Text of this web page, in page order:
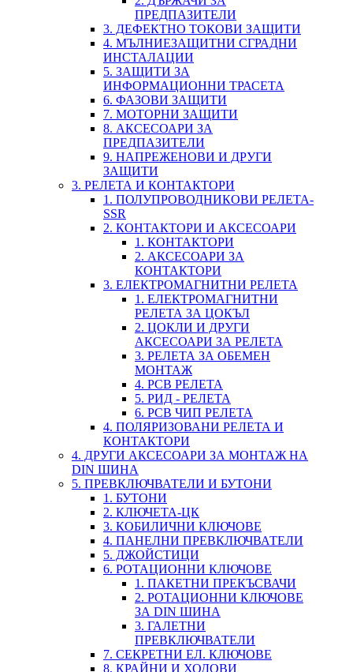
ПРЕДПАЗИТЕЛИ
3. ДЕФЕКТНО ТОКОВИ ЗАЩИТИ
4. МЪЛНИЕЗАЩИТНИ СГРАДНИ
ИНСТАЛАЦИИ
5. ЗАЩИТИ ЗА
ИНФОРМАЦИОННИ ТРАСЕТА
6. ФАЗОВИ ЗАЩИТИ
7. МОТОРНИ ЗАЩИТИ
8. АКСЕСОАРИ ЗА
ПРЕДПАЗИТЕЛИ
9. НАПРЕЖЕНОВИ И ДРУГИ
ЗАЩИТИ
3. РЕЛЕТА И КОНТАКТОРИ
1. ПОЛУПРОВОДНИКОВИ РЕЛЕТА-
SSR
2. КОНТАКТОРИ И АКСЕСОАРИ
1. КОНТАКТОРИ
2. АКСЕСОАРИ ЗА
КОНТАКТОРИ
3. ЕЛЕКТРОМАГНИТНИ РЕЛЕТА
1. ЕЛЕКТРОМАГНИТНИ
РЕЛЕТА ЗА ЦОКЪЛ
2. ЦОКЛИ И ДРУГИ
АКСЕСОАРИ ЗА РЕЛЕТА
3. РЕЛЕТА ЗА ОБЕМЕН
МОНТАЖ
4. PCB РЕЛЕТА
5. РИД - РЕЛЕТА
6. PCB ЧИП РЕЛЕТА
4. ПОЛЯРИЗОВАНИ РЕЛЕТА И
КОНТАКТОРИ
4. ДРУГИ АКСЕСОАРИ ЗА МОНТАЖ НА
DIN ШИНА
5. ПРЕВКЛЮЧВАТЕЛИ И БУТОНИ
1. БУТОНИ
2. КЛЮЧЕТА-ЦК
3. КОБИЛИЧНИ КЛЮЧОВЕ
4. ПАНЕЛНИ ПРЕВКЛЮЧВАТЕЛИ
5. ДЖОЙСТИЦИ
6. РОТАЦИОННИ КЛЮЧОВЕ
1. ПАКЕТНИ ПРЕКЪСВАЧИ
2. РОТАЦИОННИ КЛЮЧОВЕ
ЗА DIN ШИНА
3. ГАЛЕТНИ
ПРЕВКЛЮЧВАТЕЛИ
7. СЕКРЕТНИ ЕЛ. КЛЮЧОВЕ
8. КРАЙНИ И ХОДОВИ